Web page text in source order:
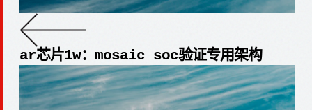
ar芯片1w：mosaic soc验证专用架构